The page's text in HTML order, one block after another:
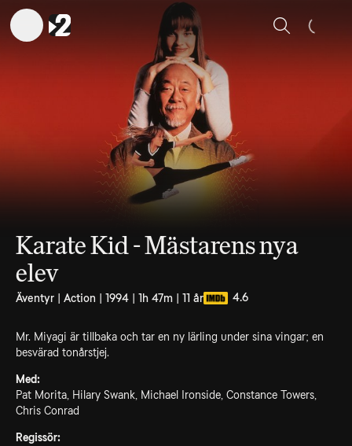
Sök
Karate Kid - Mästarens nya
elev
Äventyr | Action | 1994 | 1h 47m | 11 år 4.6
Mr. Miyagi är tillbaka och tar en ny lärling under sina vingar; en
besvärad tonårstjej.
Med:
Pat Morita, Hilary Swank, Michael Ironside, Constance Towers,
Chris Conrad
Regissör: